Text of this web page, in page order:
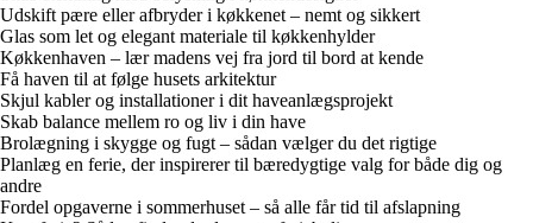
Udskift pære eller afbryder i køkkenet – nemt og sikkert
Glas som let og elegant materiale til køkkenhylder
Køkkenhaven – lær madens vej fra jord til bord at kende
Få haven til at følge husets arkitektur
Skjul kabler og installationer i dit haveanlægsprojekt
Skab balance mellem ro og liv i din have
Brolægning i skygge og fugt – sådan vælger du det rigtige
Planlæg en ferie, der inspirerer til bæredygtige valg for både dig og
andre
Fordel opgaverne i sommerhuset – så alle får tid til afslapning